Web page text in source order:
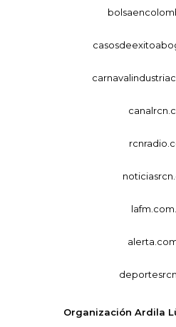
Organización Ardila